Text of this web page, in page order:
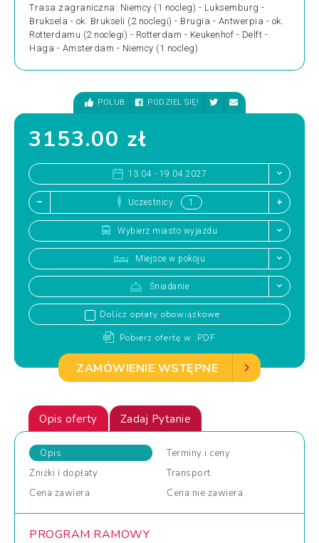
Trasa zagraniczna: Niemcy (1 nocleg) - Luksemburg -
Bruksela - ok. Brukseli (2 noclegi) - Brugia - Antwerpia - ok.
Rotterdamu (2 noclegi) - Rotterdam - Keukenhof - Delft -
Haga - Amsterdam - Niemcy (1 nocleg)
POLUB PODZIEL SIĘ!
3153.00 zł
13.04 - 19.04.2027
Uczestnicy
Wybierz miasto wyjazdu
Miejsce w pokoju
Śniadanie
Dolicz opłaty obowiązkowe
Pobierz ofertę w .PDF
ZAMÓWIENIE WSTĘPNE
Opis oferty Zadaj Pytanie
Opis Terminy i ceny
Zniżki i dopłaty
Transport
Cena zawiera Cena nie zawiera
PROGRAM RAMOWY